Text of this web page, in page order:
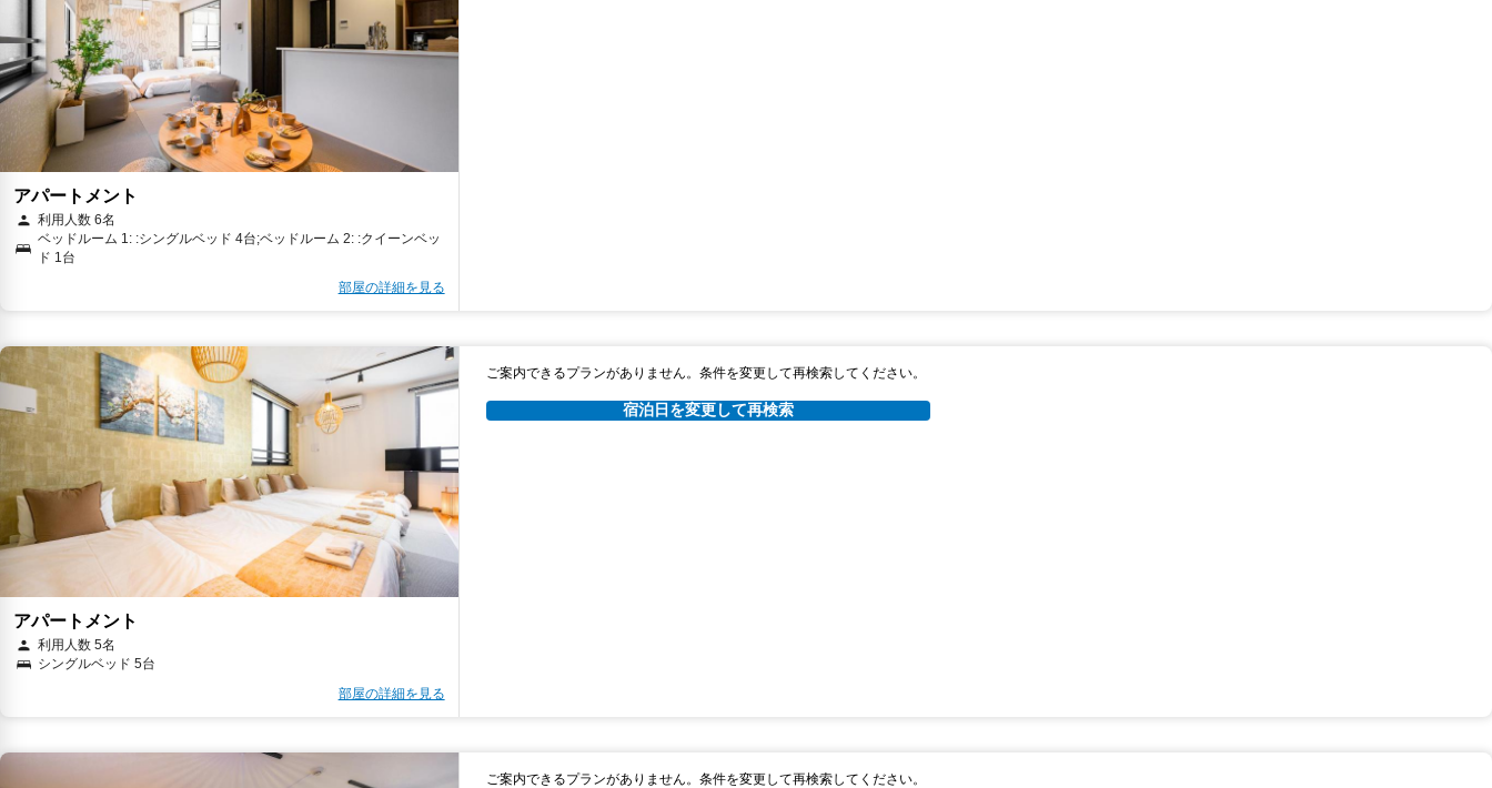
アパートメント
利用人数 6名
ベッドルーム 1: :シングルベッド 4台;ベッドルーム 2: :クイーンベッ
ド 1台
部屋の詳細を見る
アパートメント
利用人数 5名
シングルベッド 5台
部屋の詳細を見る
ご案内できるプランがありません。条件を変更して再検索してください。
宿泊日を変更して再検索
ご案内できるプランがありません。条件を変更して再検索してください。